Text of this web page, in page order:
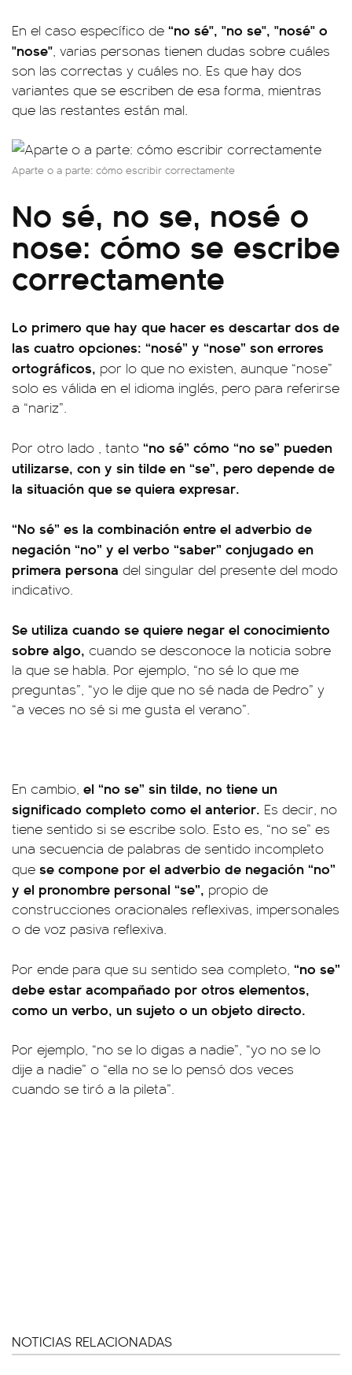
En el caso específico de “no sé", "no se", "nosé" o
"nose", varias personas tienen dudas sobre cuáles
son las correctas y cuáles no. Es que hay dos
variantes que se escriben de esa forma, mientras
que las restantes están mal.
Aparte o a parte: cómo escribir correctamente
No sé, no se, nosé o
nose: cómo se escribe
correctamente
Lo primero que hay que hacer es descartar dos de
las cuatro opciones: “nosé” y “nose” son errores
ortográficos, por lo que no existen, aunque “nose”
solo es válida en el idioma inglés, pero para referirse
a “nariz”.
Por otro lado , tanto “no sé” cómo “no se” pueden
utilizarse, con y sin tilde en “se”, pero depende de
la situación que se quiera expresar.
“No sé” es la combinación entre el adverbio de
negación “no” y el verbo “saber” conjugado en
primera persona del singular del presente del modo
indicativo.
Se utiliza cuando se quiere negar el conocimiento
sobre algo, cuando se desconoce la noticia sobre
la que se habla. Por ejemplo, “no sé lo que me
preguntas”, “yo le dije que no sé nada de Pedro” y
“a veces no sé si me gusta el verano”.
En cambio, el “no se” sin tilde, no tiene un
significado completo como el anterior. Es decir, no
tiene sentido si se escribe solo. Esto es, “no se” es
una secuencia de palabras de sentido incompleto
que se compone por el adverbio de negación “no”
y el pronombre personal “se”, propio de
construcciones oracionales reflexivas, impersonales
o de voz pasiva reflexiva.
Por ende para que su sentido sea completo, “no se”
debe estar acompañado por otros elementos,
como un verbo, un sujeto o un objeto directo.
Por ejemplo, “no se lo digas a nadie”, “yo no se lo
dije a nadie” o “ella no se lo pensó dos veces
cuando se tiró a la pileta”.
NOTICIAS RELACIONADAS